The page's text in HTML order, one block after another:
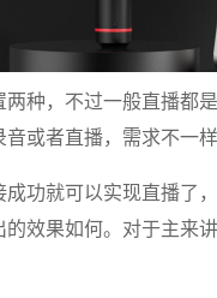
种，不过一般直播都
或者直播，需求不一
成功就可以实现直播了
效果如何。对于主来